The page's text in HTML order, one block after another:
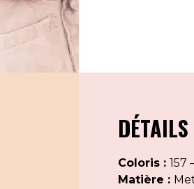
DÉTAILS
Coloris : 157
Matière :